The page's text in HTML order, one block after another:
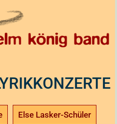
Else Lasker-Schüler